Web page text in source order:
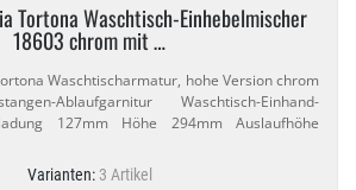
Tortona Waschtisch-​Einhebelmischer
18603 chrom mit …
Waschtischarmatur, hohe Version chrom
​Ablaufgarnitur Waschtisch-​Einhand-​
127mm Höhe 294mm Auslaufhöhe
Varianten: 3 Artikel